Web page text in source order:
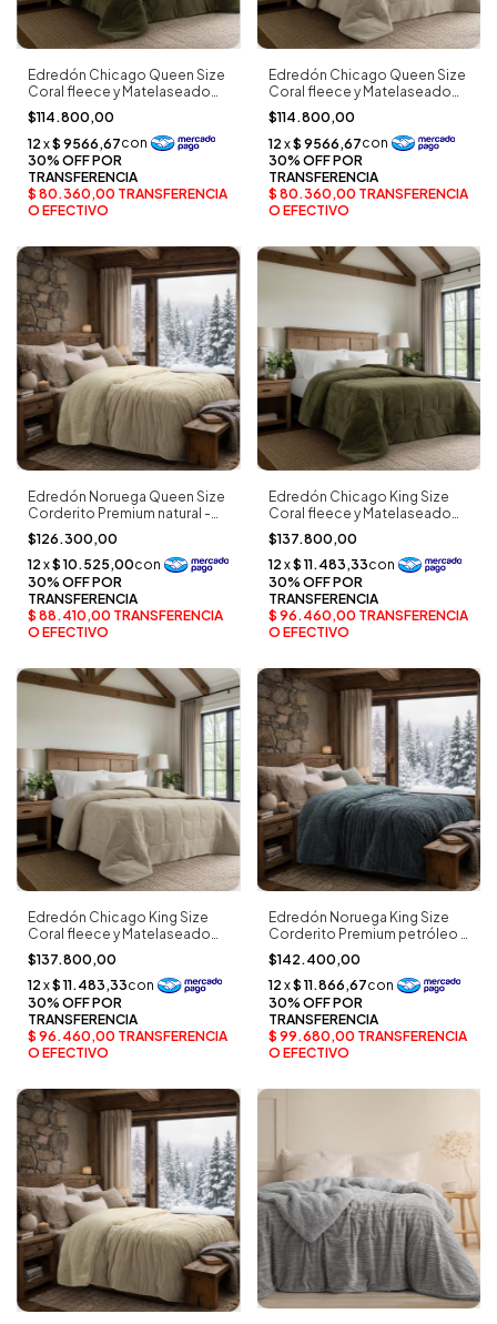
Edredón Chicago Queen Size
Coral fleece y Matelaseado
Extra Suave verde oliva -
Alcoyana
$114.800,00
Edredón Chicago Queen Size
Coral fleece y Matelaseado
Extra Suave beige suave -
Alcoyana
$114.800,00
Edredón Noruega Queen Size
Corderito Premium natural -
Palette
$126.300,00
Edredón Chicago King Size
Coral fleece y Matelaseado
Extra Suave verde oliva -
Alcoyana
$137.800,00
Edredón Chicago King Size
Coral fleece y Matelaseado
Extra Suave beige suave -
Alcoyana
$137.800,00
Edredón Noruega King Size
Corderito Premium petróleo -
Palette
$142.400,00